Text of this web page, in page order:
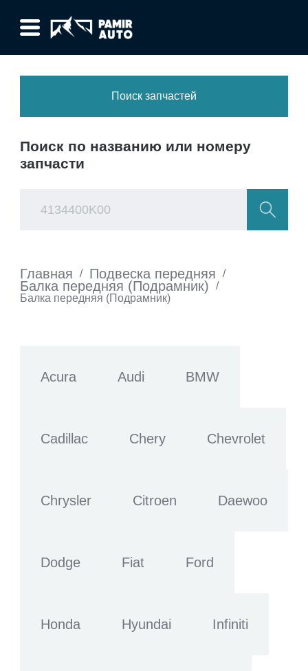
Поиск запчастей
Поиск по названию или номеру
запчасти
Главная / Подвеска передняя /
Балка передняя (Подрамник)
/
Балка передняя (Подрамник)
Acura Audi BMW
Cadillac Chery Chevrolet
Chrysler Citroen Daewoo
Dodge Fiat Ford
Honda Hyundai Infiniti